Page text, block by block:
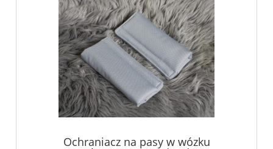
Ochraniacz na pasy w wózku